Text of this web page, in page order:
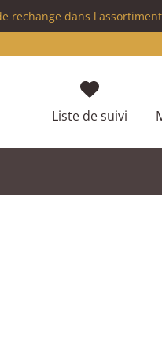
rechange dans l'assortiment
Liste de suivi